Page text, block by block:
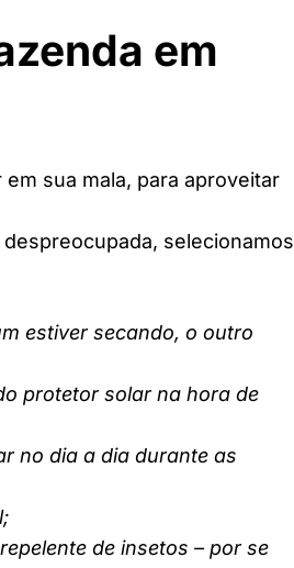
em
sua mala, para aproveitar
selecionamos
estiver secando, o outro
protetor solar na hora de
no dia a dia durante as
de insetos – por se